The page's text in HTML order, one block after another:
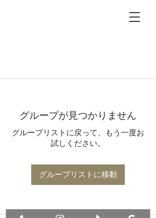
グループが見つかりません
グループリストに戻って、もう一度お
試しください。
グループリストに移動